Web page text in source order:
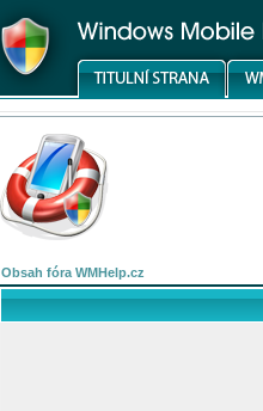
Obsah fóra WMHelp.cz